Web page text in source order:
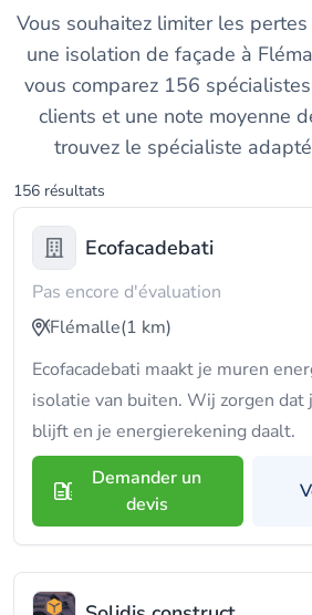
Vous souhaitez limiter les
une isolation de façade à
vous comparez 156
clients et une note moyenne
trouvez le spécialiste
156 résultats
Ecofacadebati
Pas encore d'évaluation
Flémalle(1 km)
Ecofacadebati maakt je muren
isolatie van buiten. Wij zorgen
blijft en je energierekening daalt.
Demander un
devis